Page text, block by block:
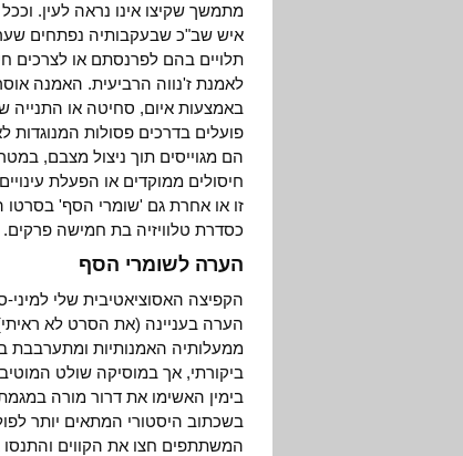
מתמשך שקיצו אינו נראה לעין.
איש שב"כ שבעקבותיה נפתחים
תלויים בהם לפרנסתם או לצרכים
לאמנת ז'נווה הרביעית. האמנה
באמצעות איום, סחיטה או התנייה
פועלים בדרכים פסולות המנוגדות
הם מגוייסים תוך ניצול מצבם,
חיסולים ממוקדים או הפעלת
זו או אחרת גם 'שומרי הסף' בסרטו
כסדרת טלוויזיה בת חמישה פרקים.
הערה לשומרי הסף
הקפיצה האסוציאטיבית שלי
הערה בעניינה (את הסרט לא
ממעלותיה האמנותיות ומתערבבת
ביקורתי, אך במוסיקה שולט
בימין האשימו את דרור מורה
בשכתוב היסטורי המתאים יותר
המשתתפים חצו את הקווים